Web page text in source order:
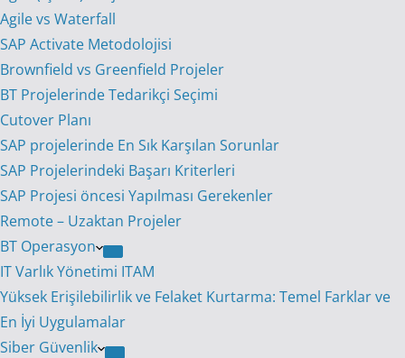
Agile vs Waterfall
SAP Activate Metodolojisi
Brownfield vs Greenfield Projeler
BT Projelerinde Tedarikçi Seçimi
Cutover Planı
SAP projelerinde En Sık Karşılan Sorunlar
SAP Projelerindeki Başarı Kriterleri
SAP Projesi öncesi Yapılması Gerekenler
Remote – Uzaktan Projeler
BT Operasyon
IT Varlık Yönetimi ITAM
Yüksek Erişilebilirlik ve Felaket Kurtarma: Temel Farklar ve
En İyi Uygulamalar
Siber Güvenlik